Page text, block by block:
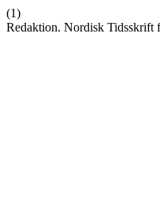
(1)
Redaktion. Nordisk Tidsskrift